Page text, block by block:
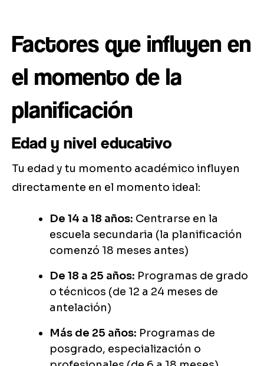
Factores que influyen en
el momento de la
planificación
Edad y nivel educativo
Tu edad y tu momento académico influyen
directamente en el momento ideal:
De 14 a 18 años: Centrarse en la
escuela secundaria (la planificación
comenzó 18 meses antes)
De 18 a 25 años: Programas de grado
o técnicos (de 12 a 24 meses de
antelación)
Más de 25 años: Programas de
posgrado, especialización o